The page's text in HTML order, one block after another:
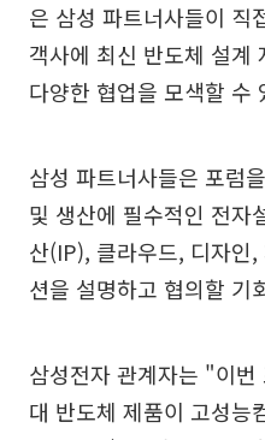
은 삼성 파트너사들이 직
객사에 최신 반도체 설계
다양한 협업을 모색할 수
삼성 파트너사들은 포럼
및 생산에 필수적인 전자
산(IP), 클라우드, 디자인
션을 설명하고 협의할 기
삼성전자 관계자는 "이
대 반도체 제품이 고성능